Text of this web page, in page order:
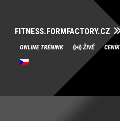
FITNESS.FORMFACTORY.CZ
Přeskočit
na
obsah
ONLINE TRÉNINK ŽIVĚ CENÍK